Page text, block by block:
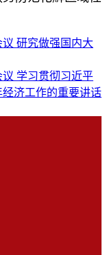
研究做强国内大
学习贯彻习近平
济工作的重要讲话